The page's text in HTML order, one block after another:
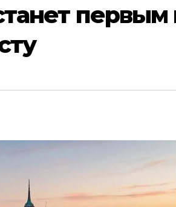
первым